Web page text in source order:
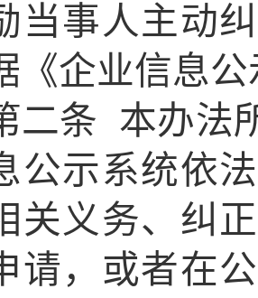
当事人主动
《企业信息
二条 本办法
公示系统依
关义务、 纠
请，或者在